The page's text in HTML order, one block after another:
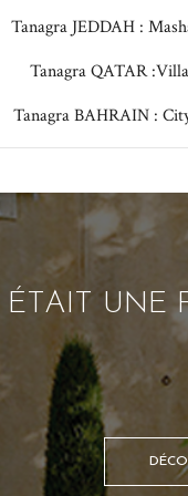
Tanagra JEDDAH :
Tanagra QATAR
Tanagra BAHRAIN :
UNE